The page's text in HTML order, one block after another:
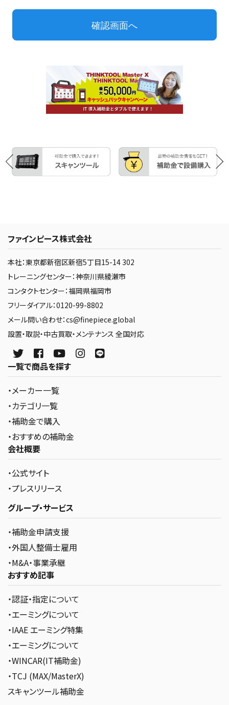
ファインピース株式会社
本社：東京都新宿区新宿5丁目15-14 302
トレーニングセンター：神奈川県綾瀬市
コンタクトセンター：福岡県福岡市
フリーダイアル：0120-99-8802
メール問い合わせ：cs@finepiece.global
設置・取説・中古買取・メンテナンス 全国対応
一覧で商品を探す
・メーカー一覧
・カテゴリ一覧
・補助金で購入
・おすすめの補助金
会社概要
・公式サイト
・プレスリリース
グループ・サービス
・補助金申請支援
・外国人整備士雇用
・M&A・事業承継
おすすめ記事
・認証・指定について
・エーミングについて
・IAAE エーミング特集
・エーミングについて
・WINCAR(IT補助金)
・TCJ (MAX/MasterX)
スキャンツール補助金